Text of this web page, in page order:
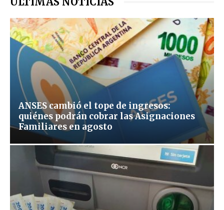
ANSES cambió el tope de ingresos:
quiénes podrán cobrar las Asignaciones
Familiares en agosto